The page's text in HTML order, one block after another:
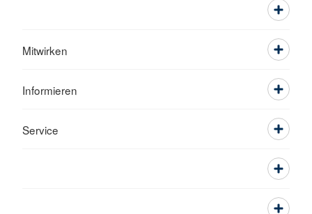
Mitwirken
Informieren
Service